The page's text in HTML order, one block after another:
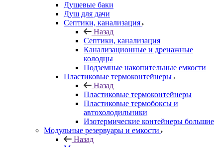
Душевые баки
Душ для дачи
Септики, канализация
Назад
Септики, канализация
Канализационные и дренажные
колодцы
Подземные накопительные емкости
Пластиковые термоконтейнеры
Назад
Пластиковые термоконтейнеры
Пластиковые термобоксы и
автохолодильники
Изотермические контейнеры большие
Модульные резервуары и емкости
Назад